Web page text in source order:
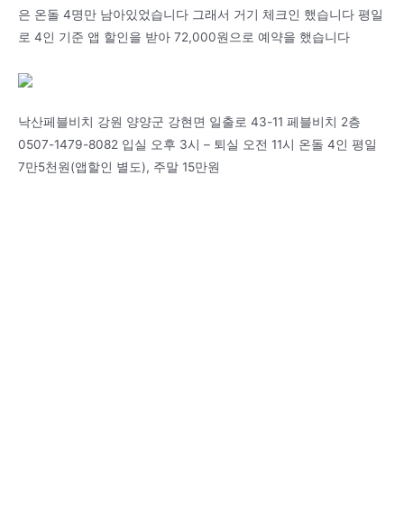
은 온돌 4명만 남아있었습니다 그래서 거기 체크인 했습니다 평일
로 4인 기준 앱 할인을 받아 72,000원으로 예약을 했습니다
낙산페블비치 강원 양양군 강현면 일출로 43-11 페블비치 2층
0507-1479-8082 입실 오후 3시 – 퇴실 오전 11시 온돌 4인 평일
7만5천원(앱할인 별도), 주말 15만원